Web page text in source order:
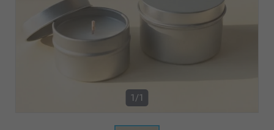
1/1